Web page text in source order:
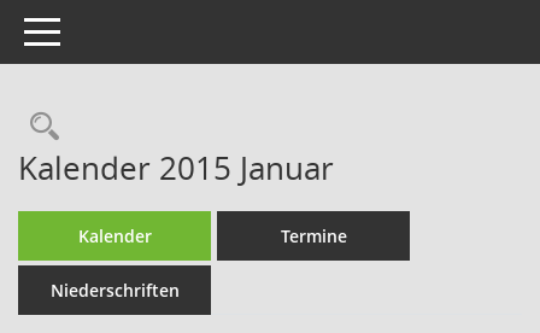
Toggle navigation
Rechercheauswahl
Kalender 2015 Januar
Kalender Termine
Niederschriften